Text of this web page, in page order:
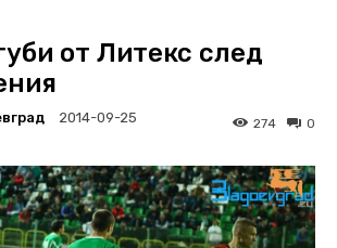
от Литекс след
2014-09-25 0
274